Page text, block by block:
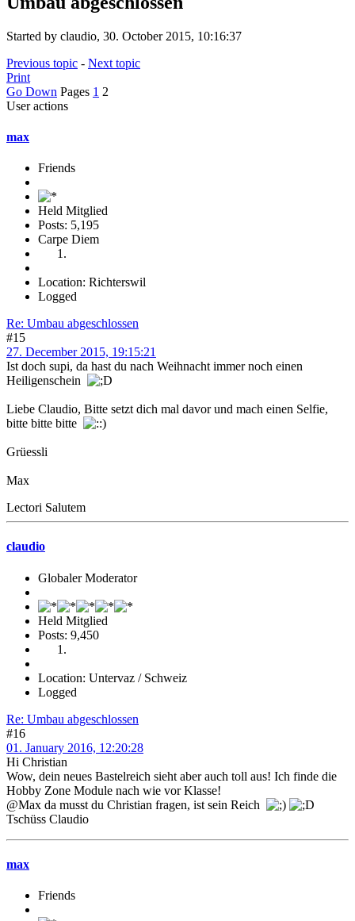
Started by claudio, 30. October 2015, 10:16:37
Previous topic - Next topic
Print
Go Down Pages 1 2
User actions
max
Friends
Held Mitglied
Posts: 5,195
Carpe Diem
Location: Richterswil
Logged
Re: Umbau abgeschlossen
#15
27. December 2015, 19:15:21
Ist doch supi, da hast du nach Weihnacht immer noch einen
Heiligenschein
Liebe Claudio, Bitte setzt dich mal davor und mach einen Selfie,
bitte bitte bitte
Grüessli
Max
Lectori Salutem
claudio
Globaler Moderator
Held Mitglied
Posts: 9,450
Location: Untervaz / Schweiz
Logged
Re: Umbau abgeschlossen
#16
01. January 2016, 12:20:28
Hi Christian
Wow, dein neues Bastelreich sieht aber auch toll aus! Ich finde die
Hobby Zone Module nach wie vor Klasse!
@Max da musst du Christian fragen, ist sein Reich
Tschüss Claudio
max
Friends